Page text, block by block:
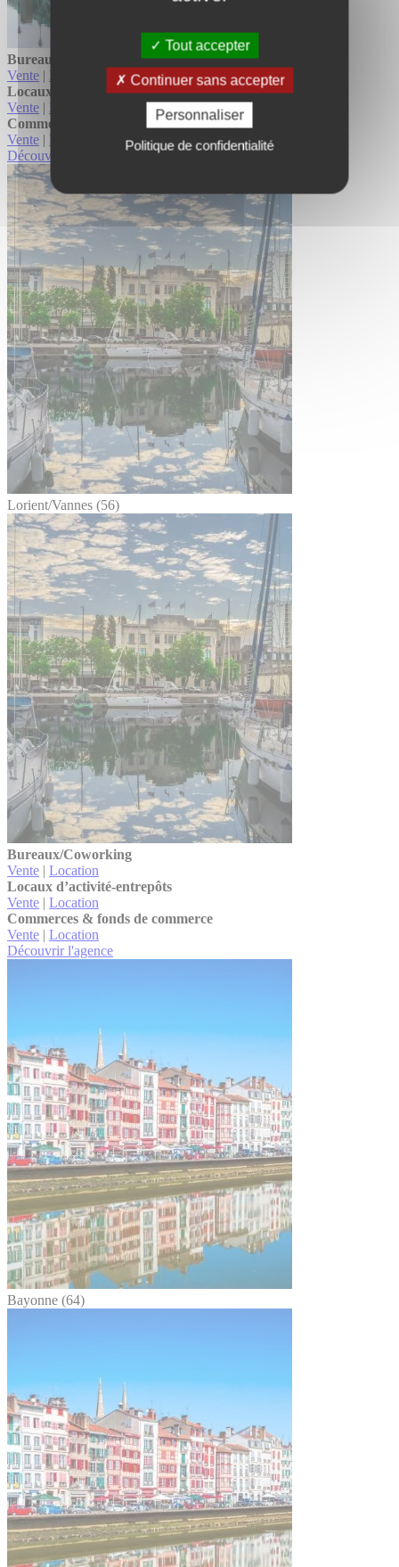
Tout accepter
Continuer sans accepter
Personnaliser
Politique de confidentialité
Bureaux/Coworking
Vente | Location
Locaux d’activité-entrepôts
Vente | Location
Commerces & fonds de commerce
Vente | Location
Découvrir l'agence
Lorient/Vannes (56)
Bureaux/Coworking
Vente | Location
Locaux d’activité-entrepôts
Vente | Location
Commerces & fonds de commerce
Vente | Location
Découvrir l'agence
Bayonne (64)